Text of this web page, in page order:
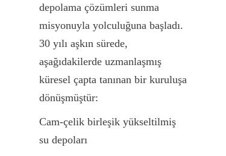
depolama çözümleri sunma
misyonuyla yolculuğuna başladı.
30 yılı aşkın sürede,
aşağıdakilerde uzmanlaşmış
küresel çapta tanınan bir kuruluşa
dönüşmüştür:
Cam-çelik birleşik yükseltilmiş
su depoları